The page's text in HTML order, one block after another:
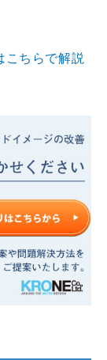
こちらで解説